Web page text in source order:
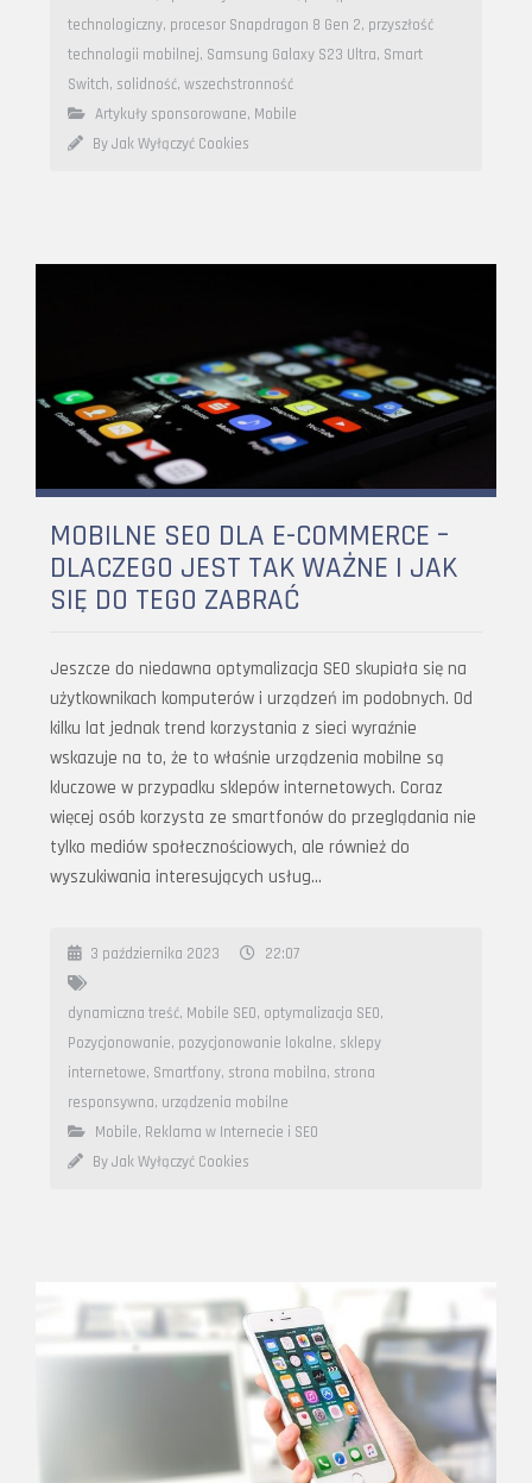
technologiczny, procesor Snapdragon 8 Gen 2, przyszłość
technologii mobilnej, Samsung Galaxy S23 Ultra, Smart
Switch, solidność, wszechstronność
Artykuły sponsorowane, Mobile
By Jak Wyłączyć Cookies
MOBILNE SEO DLA E-COMMERCE –
DLACZEGO JEST TAK WAŻNE I JAK
SIĘ DO TEGO ZABRAĆ
Jeszcze do niedawna optymalizacja SEO skupiała się na
użytkownikach komputerów i urządzeń im podobnych. Od
kilku lat jednak trend korzystania z sieci wyraźnie
wskazuje na to, że to właśnie urządzenia mobilne są
kluczowe w przypadku sklepów internetowych. Coraz
więcej osób korzysta ze smartfonów do przeglądania nie
tylko mediów społecznościowych, ale również do
wyszukiwania interesujących usług…
3 października 2023 22:07
dynamiczna treść, Mobile SEO, optymalizacja SEO,
Pozycjonowanie, pozycjonowanie lokalne, sklepy
internetowe, Smartfony, strona mobilna, strona
responsywna, urządzenia mobilne
Mobile, Reklama w Internecie i SEO
By Jak Wyłączyć Cookies